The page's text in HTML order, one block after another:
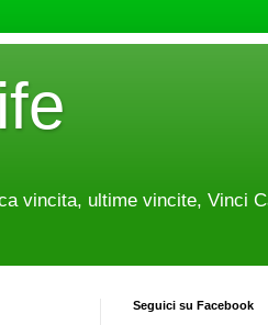
vincita, ultime vincite, Vinci
Seguici su Facebook